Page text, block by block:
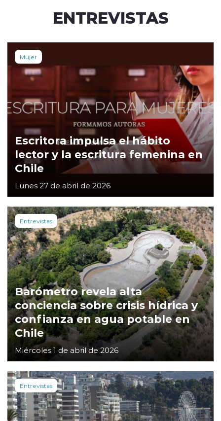
ENTREVISTAS
Mujer
Escritora impulsa el hábito
lector y la escritura femenina en
Chile
Lunes 27 de abril de 2026
Entrevistas
Barómetro revela alta
conciencia sobre crisis hídrica y
confianza en agua potable en
Chile
Miércoles 1 de abril de 2026
Entrevistas